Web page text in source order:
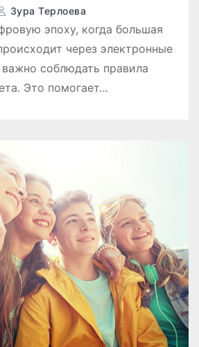
Зура Терлоева
эпоху, когда большая
через электронные
важно соблюдать правила
Это помогает…